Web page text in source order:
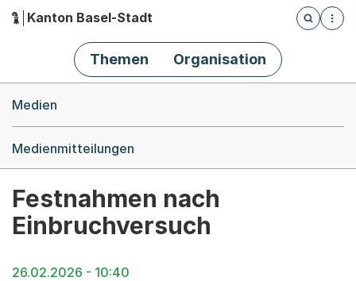
Hauptnavigation
Kanton Basel-Stadt
Öffnet
Themen Organisation
Medien
Medienmitteilungen
Festnahmen nach
Einbruchversuch
26.02.2026 - 10:40